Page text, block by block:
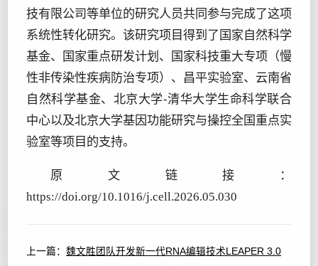
技有限公司等单位的研究人员共同参与完成了这项
系统性转化研究。该研究项目得到了国家自然科学
基金、国家重点研发计划、国家科技重大专项（慢
性非传染性疾病防治专项）、昌平实验室、云南省
自然科学基金、北京大学-清华大学生命科学联合
中心以及北京大学基因功能研究与操控全国重点实
验室等项目的支持。
原文链接：
https://doi.org/10.1016/j.cell.2026.05.030
上一篇： 魏文胜团队开发新一代RNA编辑技术LEAPER 3.0